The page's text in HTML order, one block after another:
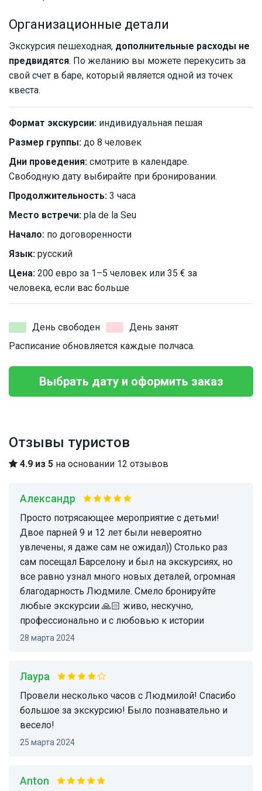
Организационные детали
Экскурсия пешеходная, дополнительные расходы не
предвидятся. По желанию вы можете перекусить за
свой счет в баре, который является одной из точек
квеста.
Формат экскурсии: индивидуальная пешая
Размер группы: до 8 человек
Дни проведения: смотрите в календаре.
Свободную дату выбирайте при бронировании.
Продолжительность: 3 часа
Место встречи: pla de la Seu
Начало: по договоренности
Язык: русский
Цена: 200 евро за 1–5 человек или 35 € за
человека, если вас больше
День свободен
День занят
Расписание обновляется каждые полчаса.
Выбрать дату и оформить заказ
Отзывы туристов
4.9 из 5 на основании 12 отзывов
Александр
Просто потрясающее мероприятие с детьми!
Двое парней 9 и 12 лет были невероятно
увлечены, я даже сам не ожидал)) Столько раз
сам посещал Барселону и был на экскурсиях, но
все равно узнал много новых деталей, огромная
благодарность Людмиле. Смело бронируйте
любые экскурсии 🙏🏻 живо, нескучно,
профессионально и с любовью к истории
28 марта 2024
Лаура
Провели несколько часов с Людмилой! Спасибо
большое за экскурсию! Было познавательно и
весело!
25 марта 2024
Anton